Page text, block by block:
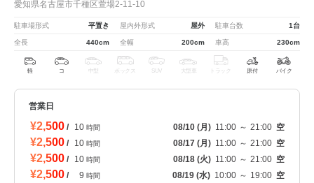
愛知県名古屋市千種区萱場2-11-10
駐車場形式 平置き 屋内外形式 屋外 駐車台数 1台
全長 440cm 全幅 200cm 車高 230cm
軽 コ 中型 ボックス SUV 大型車 トラック 原付 バイク
営業日
¥2,500 / 10 時間 08/10 (月) 11:00 ～ 21:00 空
¥2,500 / 10 時間 08/17 (月) 11:00 ～ 21:00 空
¥2,500 / 10 時間 08/18 (火) 11:00 ～ 21:00 空
¥2,500 / 9 時間 08/19 (水) 10:00 ～ 19:00 空